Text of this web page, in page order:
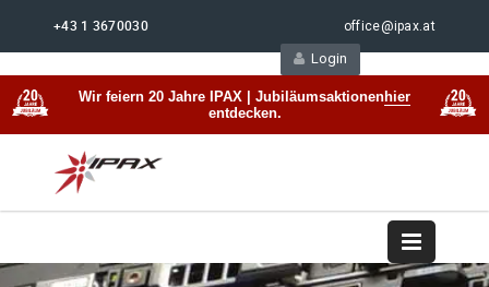
+43 1 3670030 office@ipax.at
Login
Wir feiern 20 Jahre IPAX | Jubiläumsaktionenhier
entdecken.